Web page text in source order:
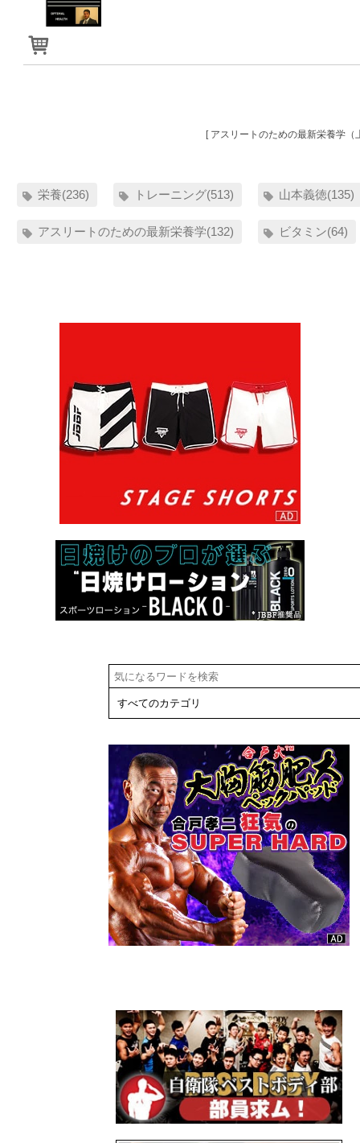
[ アスリートのための最新栄養学（
栄養(236) トレーニング(513) 山本義徳(135)
アスリートのための最新栄養学(132) ビタミン(64)